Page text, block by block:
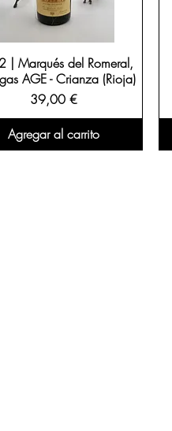
| Marqués del Romeral,
AGE - Crianza (Rioja)
Precio
39,00 €
Agregar al carrito